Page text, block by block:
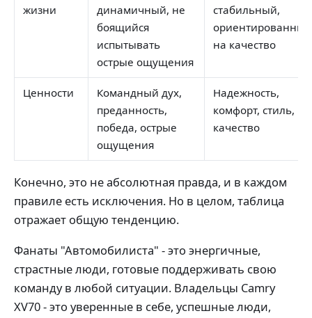
жизни
динамичный, не
боящийся
испытывать
острые ощущения
стабильный,
ориентированный
на качество
Ценности
Командный дух,
преданность,
победа, острые
ощущения
Надежность,
комфорт, стиль,
качество
Конечно, это не абсолютная правда, и в каждом
правиле есть исключения. Но в целом, таблица
отражает общую тенденцию.
Фанаты "Автомобилиста" - это энергичные,
страстные люди, готовые поддерживать свою
команду в любой ситуации. Владельцы Camry
XV70 - это уверенные в себе, успешные люди,